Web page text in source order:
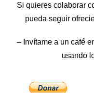
Si quieres colaborar
pueda seguir
– Invítame a un café
usando